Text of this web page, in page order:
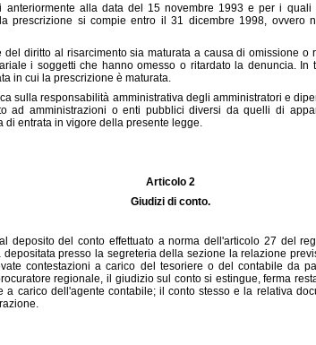
anteriormente alla data del 15 novembre 1993 e per i quali
prescrizione si compie entro il 31 dicembre 1998, ovvero
del diritto al risarcimento sia maturata a causa di omissione o
i soggetti che hanno omesso o ritardato la denuncia. In
in cui la prescrizione è maturata.
sulla responsabilità amministrativa degli amministratori e
ad amministrazioni o enti pubblici diversi da quelli di
di entrata in vigore della presente legge.
Articolo 2
Giudizi di conto.
deposito del conto effettuato a norma dell'articolo 27 del
depositata presso la segreteria della sezione la relazione
contestazioni a carico del tesoriere o del contabile da
regionale, il giudizio sul conto si estingue, ferma
a carico dell'agente contabile; il conto stesso e la relativa